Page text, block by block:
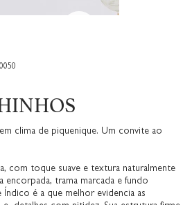
clima de piquenique. Um convite ao
com toque suave e textura naturalmente
encorpada, trama marcada e fundo
Índico é a que melhor evidencia as